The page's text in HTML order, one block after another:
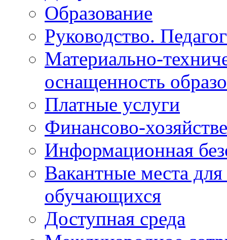
Образование
Руководство.
Материально-
оснащенность
Платные услуги
Финансово-
Информационная
Вакантные места
обучающихся
Доступная среда